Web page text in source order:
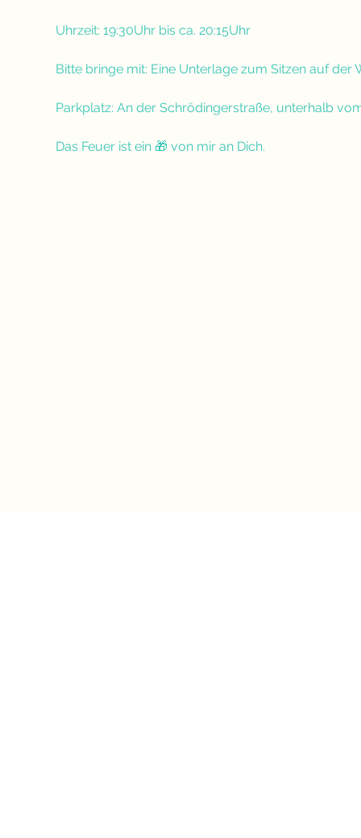
Uhrzeit: 19:30Uhr bis ca. 20:15Uhr
Bitte bringe mit: Eine Unterlage zum Sitzen auf
Parkplatz: An der Schrödingerstraße, unterhalb
Das Feuer ist ein 🎁 von mir an Dich.